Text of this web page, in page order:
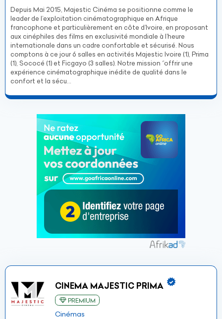
Depuis Mai 2015, Majestic Cinéma se positionne comme le
leader de l’exploitation cinématographique en Afrique
francophone et particulièrement en côte d’Ivoire, en proposant
aux cinéphiles des films en exclusivité mondiale à l’heure
internationale dans un cadre confortable et sécurisé. Nous
comptons à ce jour 6 salles en activités Majestic Ivoire (1), Prima
(1), Sococé (1) et Ficgayo (3 salles). Notre mission ‘’offrir une
expérience cinématographique inédite de qualité dans le
confort et la sécu...
CINEMA MAJESTIC PRIMA
PREMIUM
Cinémas